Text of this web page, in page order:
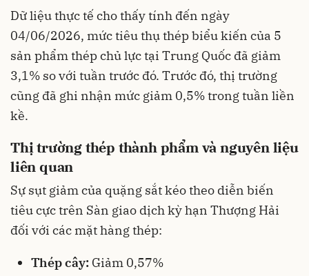
Dữ liệu thực tế cho thấy tính đến ngày
04/06/2026, mức tiêu thụ thép biểu kiến của 5
sản phẩm thép chủ lực tại Trung Quốc đã giảm
3,1% so với tuần trước đó. Trước đó, thị trường
cũng đã ghi nhận mức giảm 0,5% trong tuần liền
kề.
Thị trường thép thành phẩm và nguyên liệu
liên quan
Sự sụt giảm của quặng sắt kéo theo diễn biến
tiêu cực trên Sàn giao dịch kỳ hạn Thượng Hải
đối với các mặt hàng thép:
Thép cây: Giảm 0,57%